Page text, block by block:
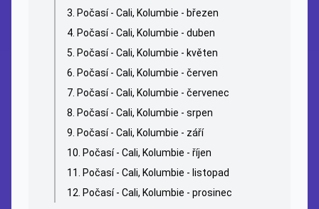
Počasí - Cali, Kolumbie - březen
Počasí - Cali, Kolumbie - duben
Počasí - Cali, Kolumbie - květen
Počasí - Cali, Kolumbie - červen
Počasí - Cali, Kolumbie - červenec
Počasí - Cali, Kolumbie - srpen
Počasí - Cali, Kolumbie - září
Počasí - Cali, Kolumbie - říjen
Počasí - Cali, Kolumbie - listopad
Počasí - Cali, Kolumbie - prosinec